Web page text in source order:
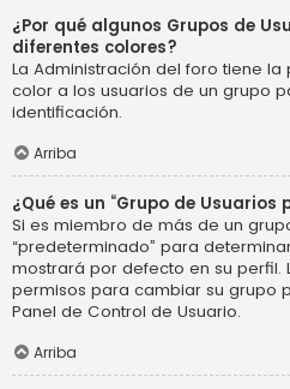
¿Por qué algunos Grupos de
diferentes colores?
La Administración del foro tiene
color a los usuarios de un grupo
identificación.
Arriba
¿Qué es un “Grupo de Usuarios
Si es miembro de más de un
“predeterminado” para
mostrará por defecto en su perfil.
permisos para cambiar su grupo
Panel de Control de Usuario.
Arriba